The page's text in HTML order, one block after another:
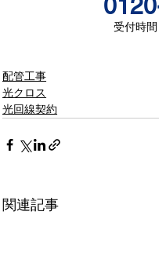
受付時
配管工事
光クロス
光回線契約
関連記事